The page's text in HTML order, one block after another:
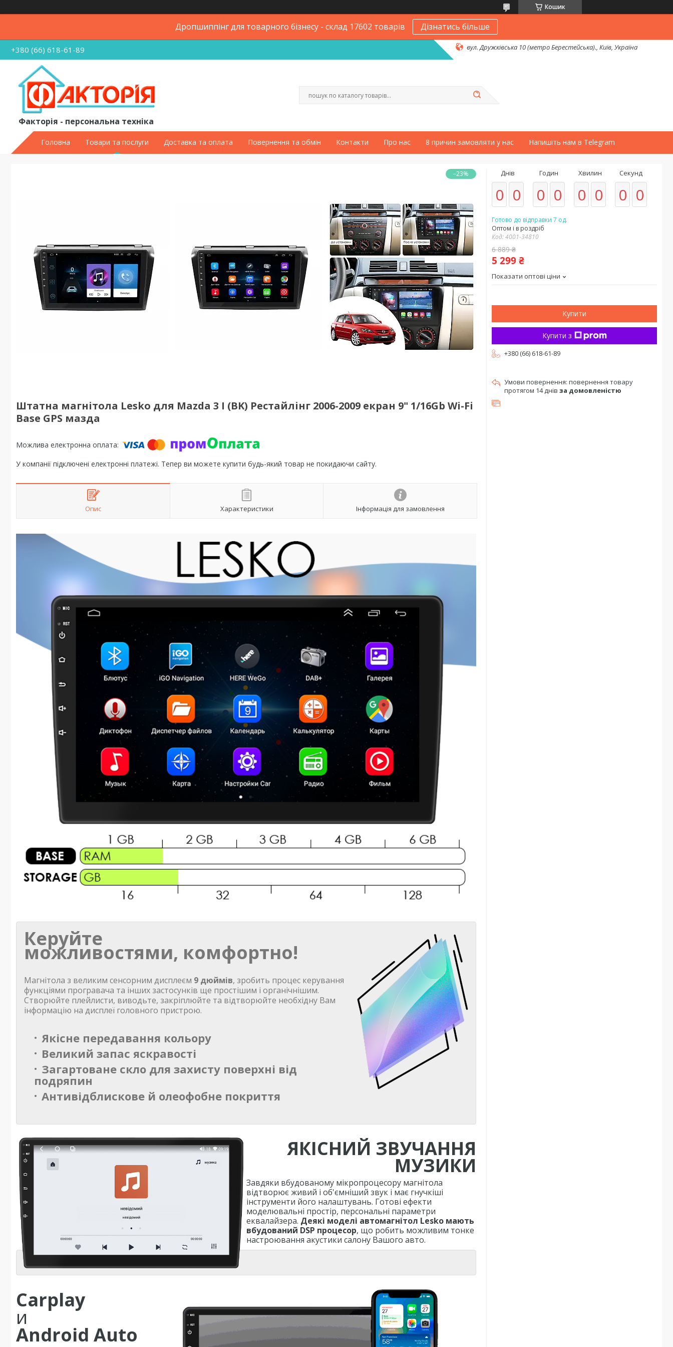
Кошик
Дропшиппінг для товарного бізнесу - склад 17602 товарів Дізнатись більше
+380 (66) 618-61-89 вул. Дружківська 10 (метро Берестейська)., Київ, Україна
Факторія - персональна техніка
Головна Товари та послуги Доставка та оплата Повернення та обмін Контакти Про нас 8 причин замовляти у нас Напишіть нам в Telegram
–23%
Штатна магнітола Lesko для Mazda 3 I (BK) Рестайлінг 2006-2009 екран 9" 1/16Gb Wi-Fi
Base GPS мазда
У компанії підключені електронні платежі. Тепер ви можете купити будь-який товар не покидаючи сайту.
Опис Характеристики Інформація для замовлення
Керуйте
можливостями, комфортно!
Магнітола з великим сенсорним дисплеєм 9 дюймів, зробить процес керування
функціями програвача та інших застосунків ще простішим і органічнішим.
Створюйте плейлисти, виводьте, закріплюйте та відтворюйте необхідну Вам
інформацію на дисплеї головного пристрою.
Якісне передавання кольору
Великий запас яскравості
Загартоване скло для захисту поверхні від
подряпин
Антивідблискове й олеофобне покриття
ЯКІСНИЙ ЗВУЧАННЯ
МУЗИКИ
Завдяки вбудованому мікропроцесору магнітола
відтворює живий і об'ємніший звук і має гнучкіші
інструменти його налаштувань. Готові ефекти
моделювальні простір, персональні параметри
еквалайзера. Деякі моделі автомагнітол Lesko мають
вбудований DSP процесор, що робить можливим тонке
настроювання акустики салону Вашого авто.
Carplay
и
Android Auto
Днів
0 0
Годин
0 0
Хвилин
0 0
Секунд
0 0
Готово до відправки 7 од.
Оптом і в роздріб
Код:4001-34810
6 889 ₴
5 299 ₴
Показати оптові ціни
Купити
Купити з
+380 (66) 618-61-89
повернення товару
протягом 14 днів за домовленістю